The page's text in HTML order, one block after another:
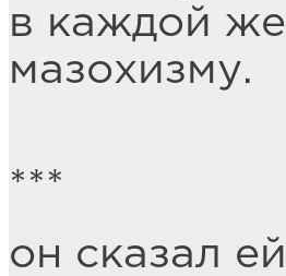
в каждой
мазохизму.
***
он сказал